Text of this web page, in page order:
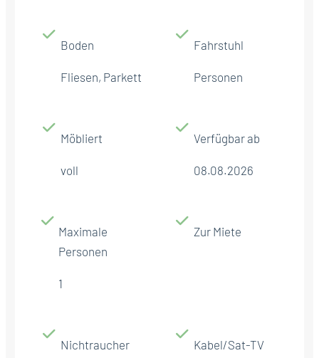
Boden
Fliesen, Parkett
Fahrstuhl
Personen
Möbliert
voll
Verfügbar ab
08.08.2026
Maximale
Personen
1
Zur Miete
Nichtraucher Kabel/Sat-TV